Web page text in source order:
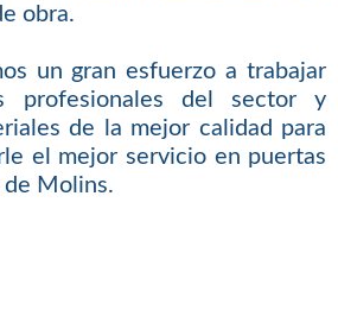
obra.
un gran esfuerzo a trabajar
profesionales del sector y
de la mejor calidad para
el mejor servicio en puertas
de Molins.